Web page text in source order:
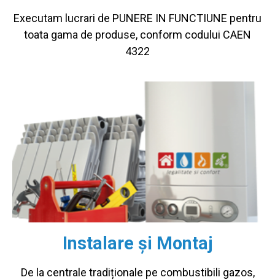
Executam lucrari de PUNERE IN FUNCTIUNE pentru
toata gama de produse, conform codului CAEN
4322
Instalare și Montaj
De la centrale tradiționale pe combustibili gazos,